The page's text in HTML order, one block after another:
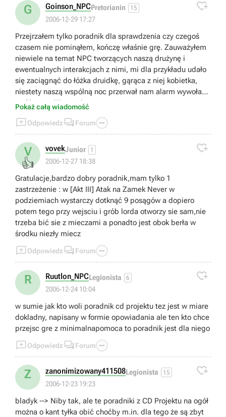
G Goinson_NPCPretorianin 15
2006-12-29 17:27

Przejrzałem tylko poradnik dla sprawdzenia czy czegoś
czasem nie pominąłem, kończę właśnie grę. Zauważyłem
niewiele na temat NPC tworzących naszą drużynę i
ewentualnych interakcjach z nimi, mi dla przykładu udało
się zaciągnąć do łóżka druidkę, gąrąca z niej kobietka,
niestety naszą wspólną noc przerwał nam alarm wywołany
atakiem na Warownię.
Pokaż całą wiadomość
Odpowiedz  Forum 
V
👍
vovekJunior 1
2006-12-27 18:38

Gratulacje,bardzo dobry poradnik,mam tylko 1
zastrzeżenie : w [Akt III] Atak na Zamek Never w
podziemiach wystarczy dotknąć 9 posągów a dopiero
potem tego przy wejsciu i grób lorda otworzy sie sam,nie
trzeba bić sie z mieczami a ponadto jest obok berła w
środku niezły miecz
Odpowiedz  Forum 
R Ruutlon_NPCLegionista 6
2006-12-24 10:04

w sumie jak kto woli poradnik cd projektu tez jest w miare
dokladny, napisany w formie opowiadania ale ten kto chce
przejsc gre z minimalnapomoca to poradnik jest dla niego
Odpowiedz  Forum 
Z zanonimizowany411508Legionista 15
2006-12-23 19:23

bladyk --> Niby tak, ale te poradniki z CD Projektu na ogół
można o kant tyłka obić choćby m.in. dla tego że są zbyt